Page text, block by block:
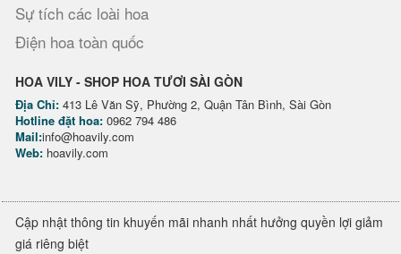
Sự tích các loài hoa
Điện hoa toàn quốc
HOA VILY - SHOP HOA TƯƠI SÀI GÒN
Địa Chỉ: 413 Lê Văn Sỹ, Phường 2, Quận Tân Bình, Sài Gòn
Hotline đặt hoa: 0962 794 486
Mail:info@hoavily.com
Web: hoavily.com
Cập nhật thông tin khuyến mãi nhanh nhất hưởng quyền lợi giảm
giá riêng biệt